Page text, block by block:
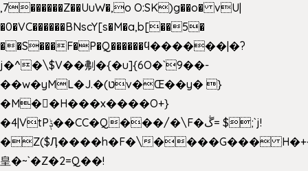
,7������Z��UuW�,o O:SK)g��o� vU|
�0�VC������BNscY[s�M�a,b[��5�
��S���F�P�Q������ϥ������|�?
j�^�\$V��刜�{�u]{6O�`9��-
��w�yML�J.�(טv�Œ��y� }
�M��H���x����O+}
�4|VtPݙ��CC�Q���/�\F�ڴ= $;`j!
�Z($Ӆ����h�F�\����G���
皇�~`�Z�2=Q��!